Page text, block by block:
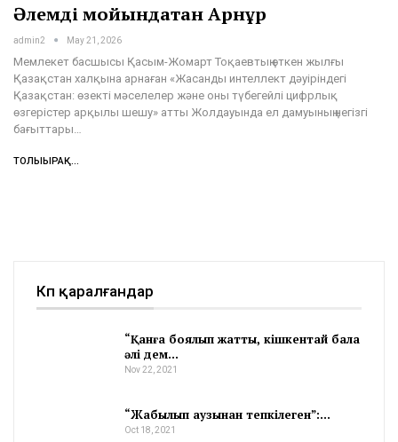
Әлемді мойындатқан Арнұр
admin2 May 21, 2026
Мемлекет басшысы Қасым-Жомарт Тоқаевтың өткен жылғы
Қазақстан халқына арнаған «Жасанды интеллект дәуіріндегі
Қазақстан: өзекті мәселелер және оны түбегейлі цифрлық
өзгерістер арқылы шешу» атты Жолдауында ел дамуының негізгі
бағыттары…
ТОЛЫҒЫРАҚ...
Көп қаралғандар
“Қанға боялып жатты, кішкентай бала
әлі дем…
Nov 22, 2021
“Жабылып аузынан тепкілеген”:…
Oct 18, 2021